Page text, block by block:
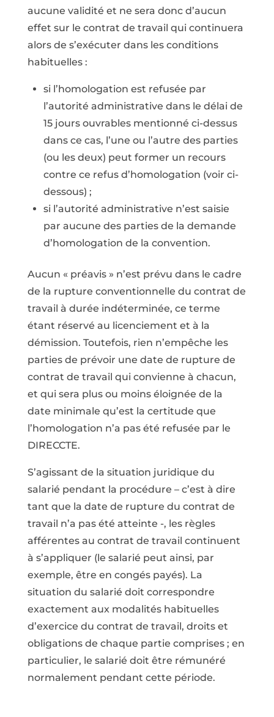
aucune validité et ne sera donc d’aucun
effet sur le contrat de travail qui continuera
alors de s’exécuter dans les conditions
habituelles :
si l’homologation est refusée par
l’autorité administrative dans le délai de
15 jours ouvrables mentionné ci-dessus
dans ce cas, l’une ou l’autre des parties
(ou les deux) peut former un recours
contre ce refus d’homologation (voir ci-
dessous) ;
si l’autorité administrative n’est saisie
par aucune des parties de la demande
d’homologation de la convention.
Aucun « préavis » n’est prévu dans le cadre
de la rupture conventionnelle du contrat de
travail à durée indéterminée, ce terme
étant réservé au licenciement et à la
démission. Toutefois, rien n’empêche les
parties de prévoir une date de rupture de
contrat de travail qui convienne à chacun,
et qui sera plus ou moins éloignée de la
date minimale qu’est la certitude que
l’homologation n’a pas été refusée par le
DIRECCTE.
S’agissant de la situation juridique du
salarié pendant la procédure – c’est à dire
tant que la date de rupture du contrat de
travail n’a pas été atteinte -, les règles
afférentes au contrat de travail continuent
à s’appliquer (le salarié peut ainsi, par
exemple, être en congés payés). La
situation du salarié doit correspondre
exactement aux modalités habituelles
d’exercice du contrat de travail, droits et
obligations de chaque partie comprises ; en
particulier, le salarié doit être rémunéré
normalement pendant cette période.